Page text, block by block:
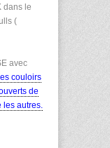
dans le
(
avec
couloirs
de
les autres.